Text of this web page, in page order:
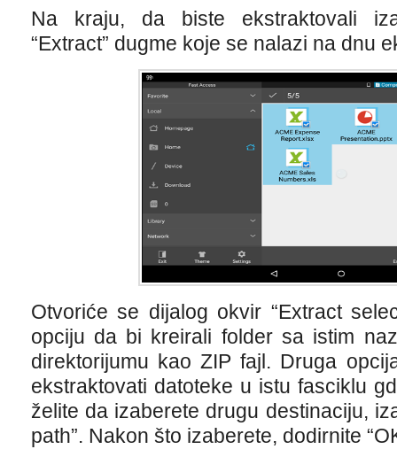
Na kraju, da biste ekstraktovali
“Extract” dugme koje se nalazi na dnu
Otvoriće se dijalog okvir “Extract
opciju da bi kreirali folder sa istim
direktorijumu kao ZIP fajl. Druga
ekstraktovati datoteke u istu fasciklu
želite da izaberete drugu destinaciju,
path”. Nakon što izaberete, dodirnite